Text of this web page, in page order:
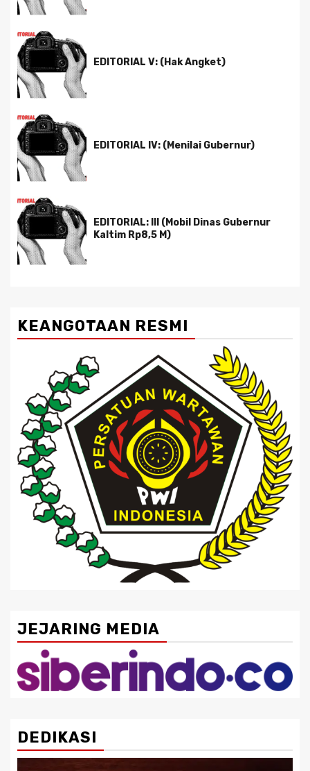
EDITORIAL V: (Hak Angket)
EDITORIAL IV: (Menilai Gubernur)
EDITORIAL: III (Mobil Dinas Gubernur
Kaltim Rp8,5 M)
KEANGOTAAN RESMI
JEJARING MEDIA
DEDIKASI